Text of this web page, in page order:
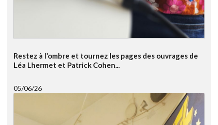
Restez à l'ombre et tournez les pages des ouvrages de
Léa Lhermet et Patrick Cohen...
05/06/26